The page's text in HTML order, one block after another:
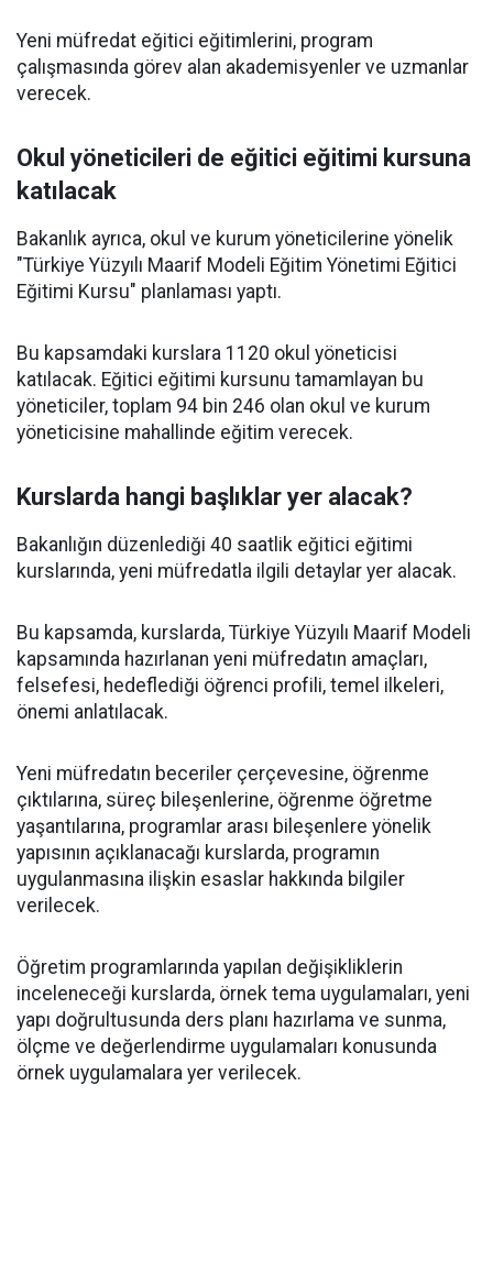
Yeni müfredat eğitici eğitimlerini, program
çalışmasında görev alan akademisyenler ve uzmanlar
verecek.
Okul yöneticileri de eğitici eğitimi kursuna
katılacak
Bakanlık ayrıca, okul ve kurum yöneticilerine yönelik
"Türkiye Yüzyılı Maarif Modeli Eğitim Yönetimi Eğitici
Eğitimi Kursu" planlaması yaptı.
Bu kapsamdaki kurslara 1120 okul yöneticisi
katılacak. Eğitici eğitimi kursunu tamamlayan bu
yöneticiler, toplam 94 bin 246 olan okul ve kurum
yöneticisine mahallinde eğitim verecek.
Kurslarda hangi başlıklar yer alacak?
Bakanlığın düzenlediği 40 saatlik eğitici eğitimi
kurslarında, yeni müfredatla ilgili detaylar yer alacak.
Bu kapsamda, kurslarda, Türkiye Yüzyılı Maarif Modeli
kapsamında hazırlanan yeni müfredatın amaçları,
felsefesi, hedeflediği öğrenci profili, temel ilkeleri,
önemi anlatılacak.
Yeni müfredatın beceriler çerçevesine, öğrenme
çıktılarına, süreç bileşenlerine, öğrenme öğretme
yaşantılarına, programlar arası bileşenlere yönelik
yapısının açıklanacağı kurslarda, programın
uygulanmasına ilişkin esaslar hakkında bilgiler
verilecek.
Öğretim programlarında yapılan değişikliklerin
inceleneceği kurslarda, örnek tema uygulamaları, yeni
yapı doğrultusunda ders planı hazırlama ve sunma,
ölçme ve değerlendirme uygulamaları konusunda
örnek uygulamalara yer verilecek.